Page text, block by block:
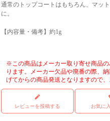
通常のトップコートはもちろん、マッ
に。
【内容量・備考】約1g
※この商品はメーカー取り寄せ商品
ります。メーカー欠品や廃番の際、
げてからの商品発送となりますので
レビューを投稿する お気に